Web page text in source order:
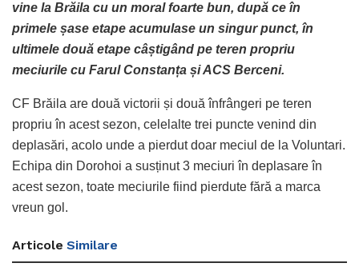
vine la Brăila cu un moral foarte bun, după ce în
primele șase etape acumulase un singur punct, în
ultimele două etape câștigând pe teren propriu
meciurile cu Farul Constanța și ACS Berceni.
CF Brăila are două victorii și două înfrângeri pe teren
propriu în acest sezon, celelalte trei puncte venind din
deplasări, acolo unde a pierdut doar meciul de la Voluntari.
Echipa din Dorohoi a susținut 3 meciuri în deplasare în
acest sezon, toate meciurile fiind pierdute fără a marca
vreun gol.
Articole Similare